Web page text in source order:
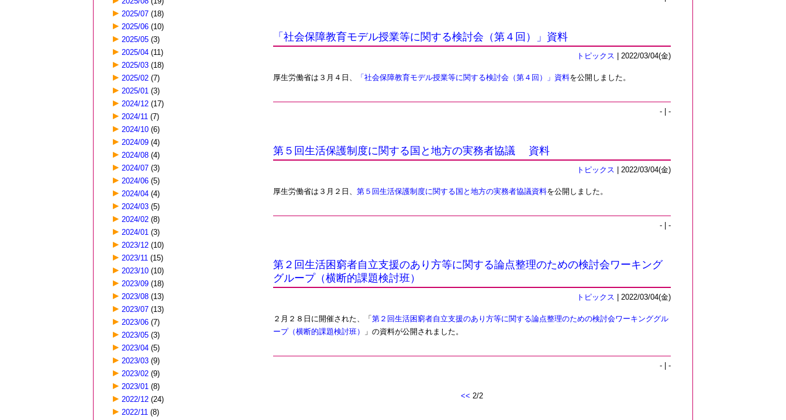
2025/07 (18)
2025/06 (10)
2025/05 (3)
2025/04 (11)
2025/03 (18)
2025/02 (7)
2025/01 (3)
2024/12 (17)
2024/11 (7)
2024/10 (6)
2024/09 (4)
2024/08 (4)
2024/07 (3)
2024/06 (5)
2024/04 (4)
2024/03 (5)
2024/02 (8)
2024/01 (3)
2023/12 (10)
2023/11 (15)
2023/10 (10)
2023/09 (18)
2023/08 (13)
2023/07 (13)
2023/06 (7)
2023/05 (3)
2023/04 (5)
2023/03 (9)
2023/02 (9)
2023/01 (8)
2022/12 (24)
2022/11 (8)
「社会保障教育モデル授業等に関する検討会（第４回）」資料
トピックス | 2022/03/04(金)
厚生労働省は３月４日、 「社会保障教育モデル授業等に関する検討会（第４回）」資料を公開しました。
- | -
第５回生活保護制度に関する国と地方の実務者協議 資料
トピックス | 2022/03/04(金)
厚生労働省は３月２日、 第５回生活保護制度に関する国と地方の実務者協議資料を公開しました。
- | -
第２回生活困窮者自立支援のあり方等に関する論点整理のための検討会ワーキング
グループ（横断的課題検討班）
トピックス | 2022/03/04(金)
２月２８日に開催された、「 第２回生活困窮者自立支援のあり方等に関する論点整理のための検討会ワーキンググル
ープ（横断的課題検討班）
」の資料が公開されました。
- | -
<< 2/2